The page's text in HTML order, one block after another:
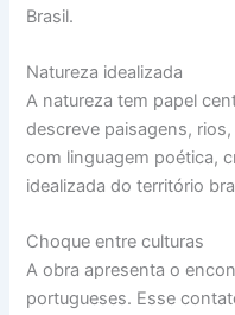
Brasil.
Natureza idealizada
A natureza tem papel
descreve paisagens,
com linguagem poética,
idealizada do território
Choque entre culturas
A obra apresenta o
portugueses. Esse